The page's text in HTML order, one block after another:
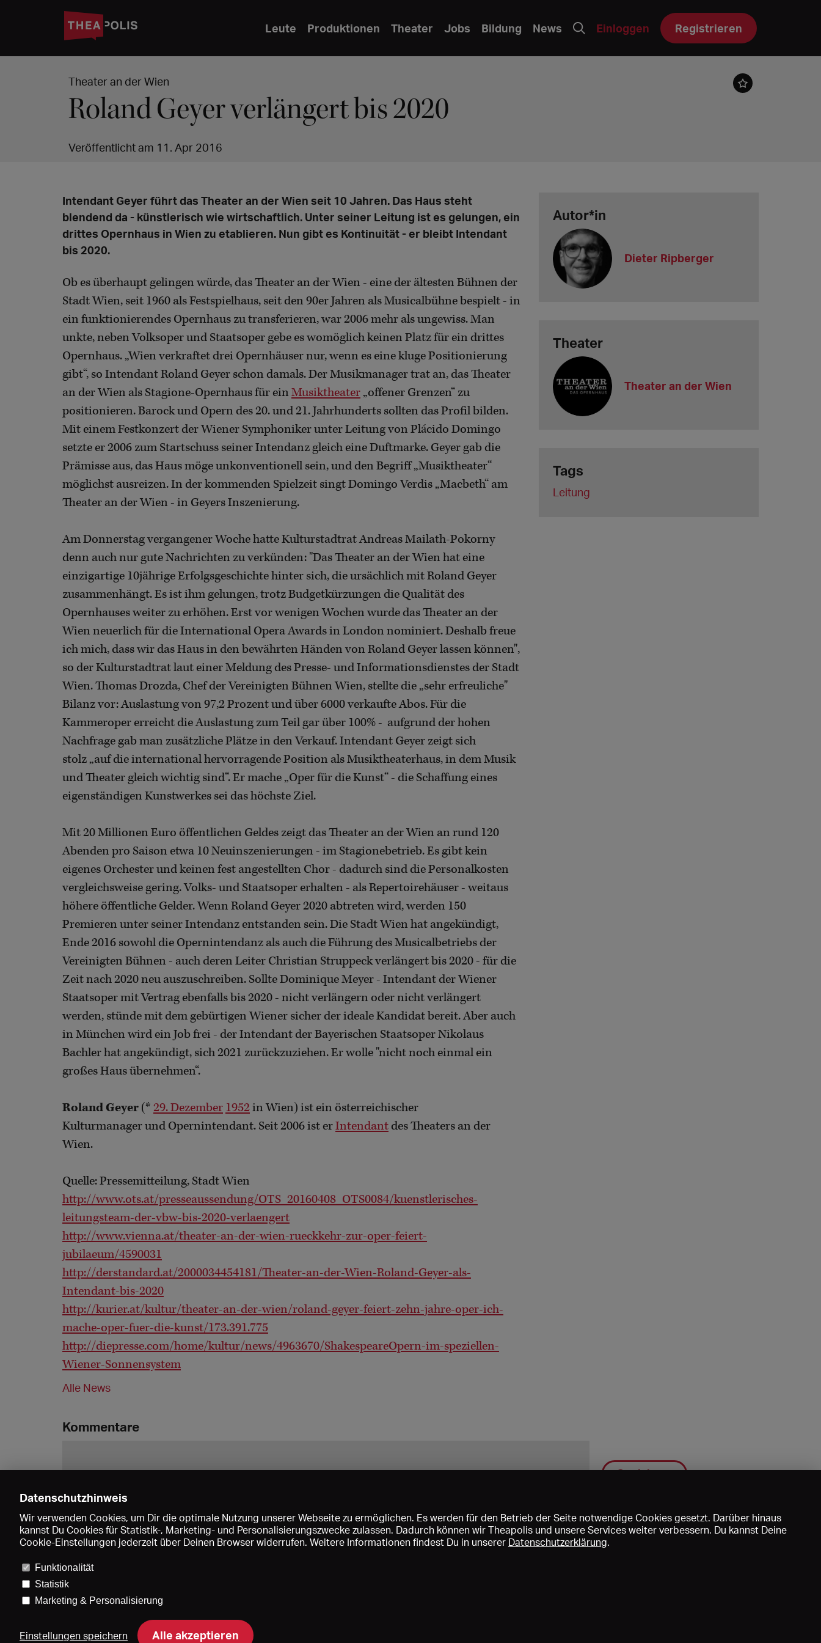
Leute Produktionen Theater Jobs Bildung News Einloggen Registrieren
Theater an der Wien
Roland Geyer verlängert bis 2020
Veröffentlicht am 11. Apr 2016
Intendant Geyer führt das Theater an der Wien seit 10 Jahren. Das Haus steht
blendend da - künstlerisch wie wirtschaftlich. Unter seiner Leitung ist es gelungen, ein
drittes Opernhaus in Wien zu etablieren. Nun gibt es Kontinuität - er bleibt Intendant
bis 2020.
Ob es überhaupt gelingen würde, das Theater an der Wien - eine der ältesten Bühnen der
Stadt Wien, seit 1960 als Festspielhaus, seit den 90er Jahren als Musicalbühne bespielt - in
ein funktionierendes Opernhaus zu transferieren, war 2006 mehr als ungewiss. Man
unkte, neben Volksoper und Staatsoper gebe es womöglich keinen Platz für ein drittes
Opernhaus. „Wien verkraftet drei Opernhäuser nur, wenn es eine kluge Positionierung
gibt“, so Intendant Roland Geyer schon damals. Der Musikmanager trat an, das Theater
an der Wien als Stagione-Opernhaus für ein Musiktheater „offener Grenzen“ zu
positionieren. Barock und Opern des 20. und 21. Jahrhunderts sollten das Profil bilden.
Mit einem Festkonzert der Wiener Symphoniker unter Leitung von Plácido Domingo
setzte er 2006 zum Startschuss seiner Intendanz gleich eine Duftmarke. Geyer gab die
Prämisse aus, das Haus möge unkonventionell sein, und den Begriff „Musiktheater“
möglichst ausreizen. In der kommenden Spielzeit singt Domingo Verdis „Macbeth“ am
Theater an der Wien - in Geyers Inszenierung.
Am Donnerstag vergangener Woche hatte Kulturstadtrat Andreas Mailath-Pokorny
denn auch nur gute Nachrichten zu verkünden: "Das Theater an der Wien hat eine
einzigartige 10jährige Erfolgsgeschichte hinter sich, die ursächlich mit Roland Geyer
zusammenhängt. Es ist ihm gelungen, trotz Budgetkürzungen die Qualität des
Opernhauses weiter zu erhöhen. Erst vor wenigen Wochen wurde das Theater an der
Wien neuerlich für die International Opera Awards in London nominiert. Deshalb freue
ich mich, dass wir das Haus in den bewährten Händen von Roland Geyer lassen können",
so der Kulturstadtrat laut einer Meldung des Presse- und Informationsdienstes der Stadt
Wien. Thomas Drozda, Chef der Vereinigten Bühnen Wien, stellte die „sehr erfreuliche"
Bilanz vor: Auslastung von 97,2 Prozent und über 6000 verkaufte Abos. Für die
Kammeroper erreicht die Auslastung zum Teil gar über 100% - aufgrund der hohen
Nachfrage gab man zusätzliche Plätze in den Verkauf. Intendant Geyer zeigt sich
stolz „auf die international hervorragende Position als Musiktheaterhaus, in dem Musik
und Theater gleich wichtig sind“. Er mache „Oper für die Kunst“ - die Schaffung eines
eigenständigen Kunstwerkes sei das höchste Ziel.
Mit 20 Millionen Euro öffentlichen Geldes zeigt das Theater an der Wien an rund 120
Abenden pro Saison etwa 10 Neuinszenierungen - im Stagionebetrieb. Es gibt kein
eigenes Orchester und keinen fest angestellten Chor - dadurch sind die Personalkosten
vergleichsweise gering. Volks- und Staatsoper erhalten - als Repertoirehäuser - weitaus
höhere öffentliche Gelder. Wenn Roland Geyer 2020 abtreten wird, werden 150
Premieren unter seiner Intendanz entstanden sein. Die Stadt Wien hat angekündigt,
Ende 2016 sowohl die Opernintendanz als auch die Führung des Musicalbetriebs der
Vereinigten Bühnen - auch deren Leiter Christian Struppeck verlängert bis 2020 - für die
Zeit nach 2020 neu auszuschreiben. Sollte Dominique Meyer - Intendant der Wiener
Staatsoper mit Vertrag ebenfalls bis 2020 - nicht verlängern oder nicht verlängert
werden, stünde mit dem gebürtigen Wiener sicher der ideale Kandidat bereit. Aber auch
in München wird ein Job frei - der Intendant der Bayerischen Staatsoper Nikolaus
Bachler hat angekündigt, sich 2021 zurückzuziehen. Er wolle "nicht noch einmal ein
großes Haus übernehmen“.
Roland Geyer (* 29. Dezember 1952in Wien) ist ein österreichischer
Kulturmanager und Opernintendant. Seit 2006 ist erIntendant des Theaters an der
Wien.
Quelle: Pressemitteilung, Stadt Wien
http://www.ots.at/presseaussendung/OTS_20160408_OTS0084/kuenstlerisches-
leitungsteam-der-vbw-bis-2020-verlaengert
http://www.vienna.at/theater-an-der-wien-rueckkehr-zur-oper-feiert-
jubilaeum/4590031
http://derstandard.at/2000034454181/Theater-an-der-Wien-Roland-Geyer-als-
Intendant-bis-2020
http://kurier.at/kultur/theater-an-der-wien/roland-geyer-feiert-zehn-jahre-oper-ich-
mache-oper-fuer-die-kunst/173.391.775
http://diepresse.com/home/kultur/news/4963670/ShakespeareOpern-im-speziellen-
Wiener-Sonnensystem
Alle News
Autor*in
Dieter Ripberger
Theater
Theater an der Wien
Tags
Leitung
Kommentare
Speichern
Datenschutzhinweis
Wir verwenden Cookies, um Dir die optimale Nutzung unserer Webseite zu ermöglichen. Es werden für den Betrieb der Seite notwendige Cookies gesetzt. Darüber hinaus
kannst Du Cookies für Statistik-, Marketing- und Personalisierungszwecke zulassen. Dadurch können wir Theapolis und unsere Services weiter verbessern. Du kannst Deine
Cookie-Einstellungen jederzeit über Deinen Browser widerrufen. Weitere Informationen findest Du in unserer Datenschutzerklärung.
Funktionalität
Statistik
Marketing & Personalisierung
Einstellungen speichern Alle akzeptieren